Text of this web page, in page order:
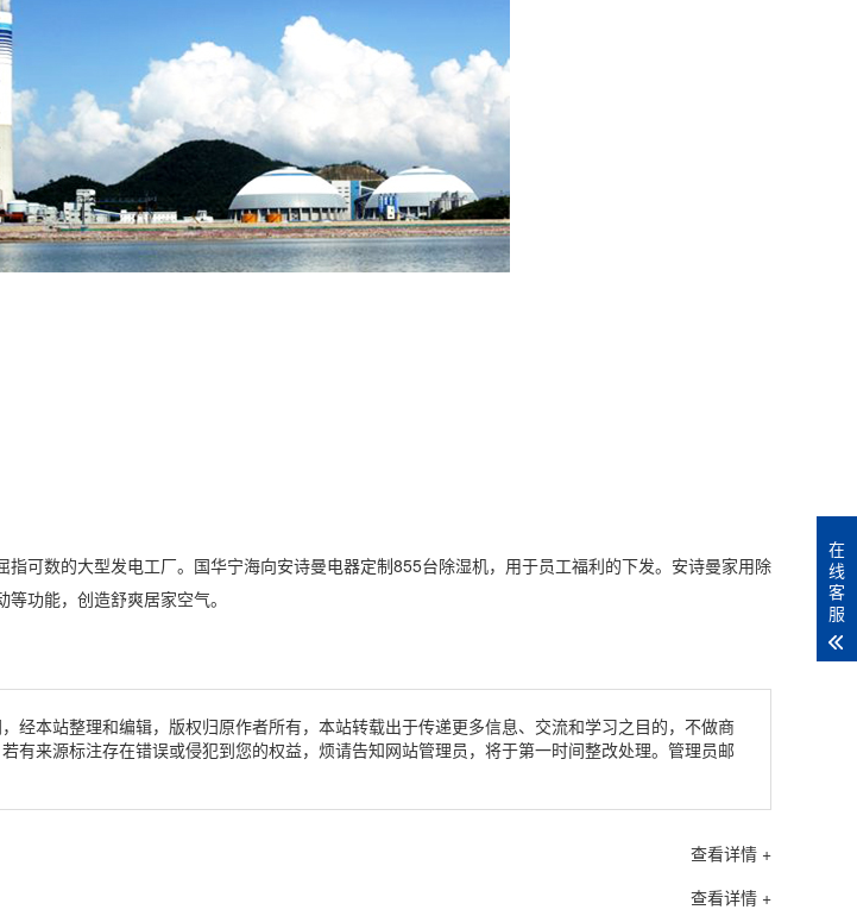
可数的大型发电工厂。国华宁海向安诗曼电器定制855台除湿机，用于员工福利的下发。安诗曼家用除
功能，创造舒爽居家空气。
经本站整理和编辑，版权归原作者所有，本站转载出于传递更多信息、交流和学习之目的，不做商
有来源标注存在错误或侵犯到您的权益，烦请告知网站管理员，将于第一时间整改处理。管理员邮
查看详情 +
查看详情 +
在
线
客
服